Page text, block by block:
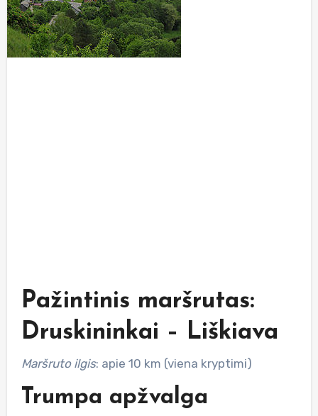
Pažintinis maršrutas:
Druskininkai – Liškiava
Maršruto ilgis: apie 10 km (viena kryptimi)
Trumpa apžvalga